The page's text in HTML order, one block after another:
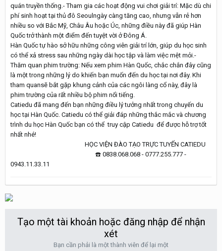
quán truyền thống.- Tham gia các hoạt động vui chơi giải trí: Mặc dù chi
phí sinh hoạt tại thủ đô Seoulngày càng tăng cao, nhưng vẫn rẻ hơn
nhiều so với Bắc Mỹ, Châu Âu hoặc Úc, những điều này đã giúp Hàn
Quốc trở thành một điểm đến tuyệt vời ở Đông Á.
Hàn Quốc tự hào sở hữu những công viên giải trí lớn, giúp du học sinh
có thể xả stress sau những ngày dài học tập và làm việc mệt mỏi.-
Thăm quan phim trường: Nếu xem phim Hàn Quốc, chắc chắn đây cũng
là một trong những lý do khiến bạn muốn đến du học tại nơi đây. Khi
tham quansẽ bắt gặp khung cảnh của các ngôi làng cổ này, đây là
phim trường của rất nhiều bộ phim nổi tiếng.
Catiedu đã mang đến bạn những điều lý tưởng nhất trong chuyến du
học tại Hàn Quốc. Catiedu có thể giải đáp những thắc mắc và chương
trình du học Hàn Quốc bạn có thể truy cập Catiedu để được hỗ trợ tốt
nhất nhé!
HỌC VIỆN ĐÀO TẠO TRỰC TUYẾN CATIEDU
☎️ 0838.068.068 - 0777.255.777 -
0943.11.33.11
Tạo một tài khoản hoặc đăng nhập để nhận
xét
Bạn cần phải là một thành viên để lại một